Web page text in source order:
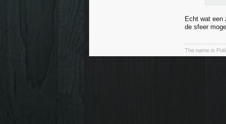
Echt wat een
de sfeer
The name is